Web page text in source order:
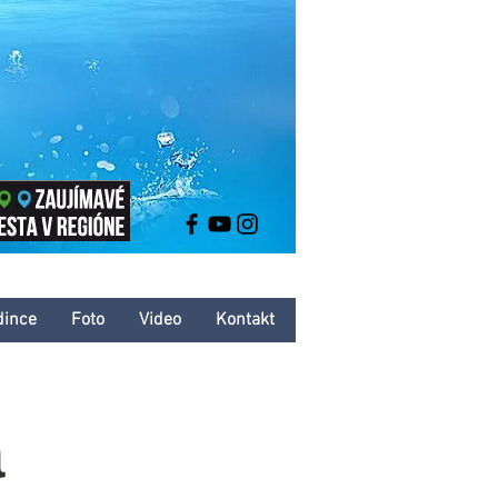
Foto Video Kontakt